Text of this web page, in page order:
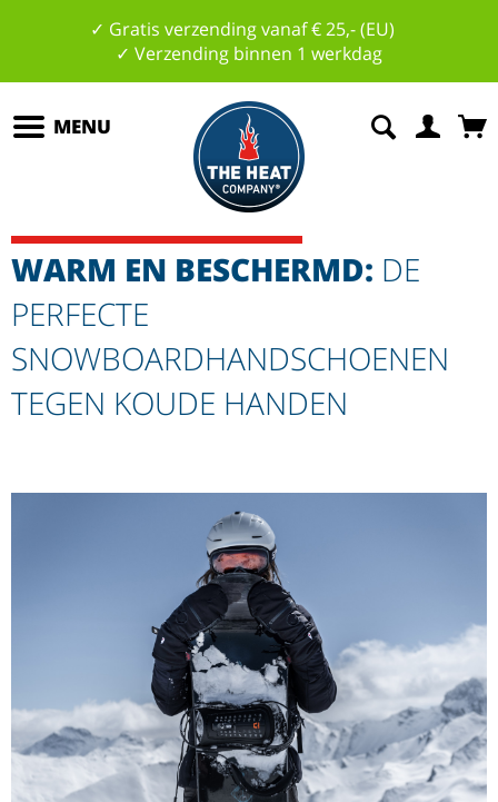
✓ Gratis verzending vanaf € 25,- (EU)
✓ Verzending binnen 1 werkdag
MENU
WARM EN BESCHERMD: DE
PERFECTE
SNOWBOARDHANDSCHOENEN
TEGEN KOUDE HANDEN